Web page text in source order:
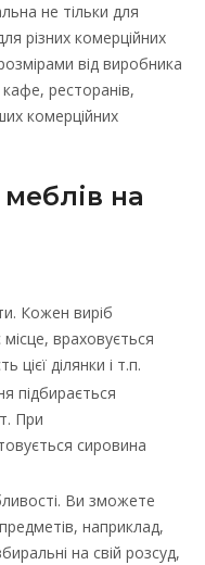
не тільки для
різних комерційних
від виробника
ресторанів,
комерційних
на
Кожен виріб
враховується
цієї ділянки і т.п.
підбирається
При
сировина
Ви зможете
наприклад,
на свій розсуд,